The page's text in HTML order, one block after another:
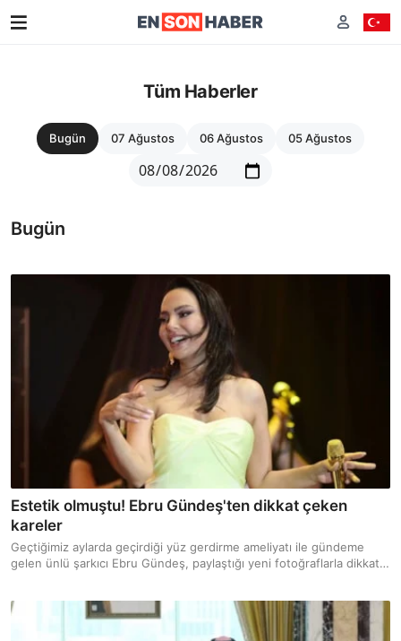
Tüm Haberler
Bugün 07 Ağustos 06 Ağustos 05 Ağustos
Bugün
Estetik olmuştu! Ebru Gündeş'ten dikkat çeken
kareler
Geçtiğimiz aylarda geçirdiği yüz gerdirme ameliyatı ile gündeme
gelen ünlü şarkıcı Ebru Gündeş, paylaştığı yeni fotoğraflarla dikkat